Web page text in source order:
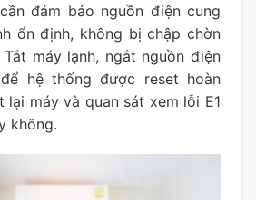
đảm bảo nguồn điện cung
ổn định, không bị chập chờn
máy lạnh, ngắt nguồn điện
hệ thống được reset hoàn
lại máy và quan sát xem lỗi E1
không.